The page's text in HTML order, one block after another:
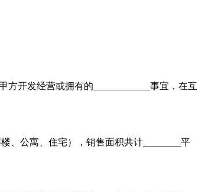
开发经营或拥有的____________事宜，在互
、公寓、住宅），销售面积共计________平